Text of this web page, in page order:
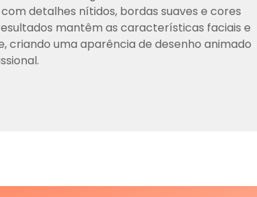
detalhes nítidos, bordas suaves e cores
mantêm as características faciais e
criando uma aparência de desenho animado